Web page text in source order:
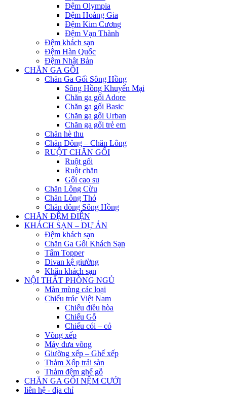
Đệm Olympia
Đệm Hoàng Gia
Đệm Kim Cương
Đệm Vạn Thành
Đệm khách sạn
Đệm Hàn Quốc
Đệm Nhật Bản
CHĂN GA GỐI
Chăn Ga Gối Sông Hồng
Sông Hồng Khuyến Mại
Chăn ga gối Adore
Chăn ga gối Basic
Chăn ga gối Urban
Chăn ga gối trẻ em
Chăn hè thu
Chăn Đông – Chăn Lông
RUỘT CHĂN GỐI
Ruột gối
Ruột chăn
Gối cao su
Chăn Lông Cừu
Chăn Lông Thỏ
Chăn đông Sông Hồng
CHĂN ĐỆM ĐIỆN
KHÁCH SẠN – DỰ ÁN
Đệm khách sạn
Chăn Ga Gối Khách Sạn
Tấm Topper
Divan kệ giường
Khăn khách sạn
NỘI THẤT PHÒNG NGỦ
Màn mùng các loại
Chiếu trúc Việt Nam
Chiếu điều hòa
Chiếu Gỗ
Chiếu cói – cỏ
Võng xếp
Máy đưa võng
Giường xếp – Ghế xếp
Thảm Xốp trải sàn
Thảm đệm ghế gỗ
CHĂN GA GỐI NỆM CƯỚI
liên hệ - địa chỉ